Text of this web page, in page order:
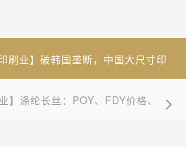
刷业】破韩国垄断，中国大尺寸印
】涤纶长丝：POY、FDY价格、